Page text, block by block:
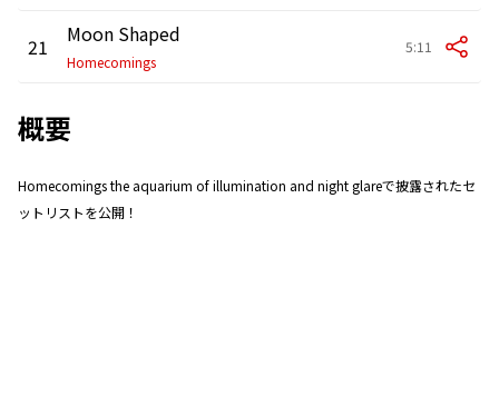
21 Moon Shaped
Homecomings
5:11
概要
Homecomings the aquarium of illumination and night glareで披露されたセ
ットリストを公開！